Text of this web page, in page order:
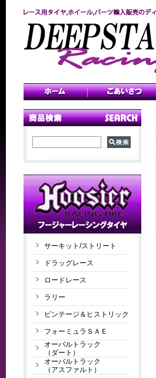
サーキット/ストリート
ドラッグレース
ロードレース
ラリー
ビンテージ＆ヒストリック
フォーミュラＳＡＥ
オーバルトラック
（ダート）
オーバルトラック
（アスファルト）